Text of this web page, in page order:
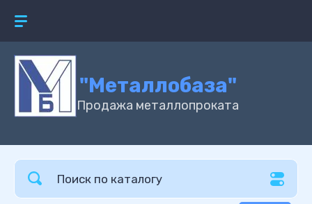
"Металлобаза"
Продажа металлопроката